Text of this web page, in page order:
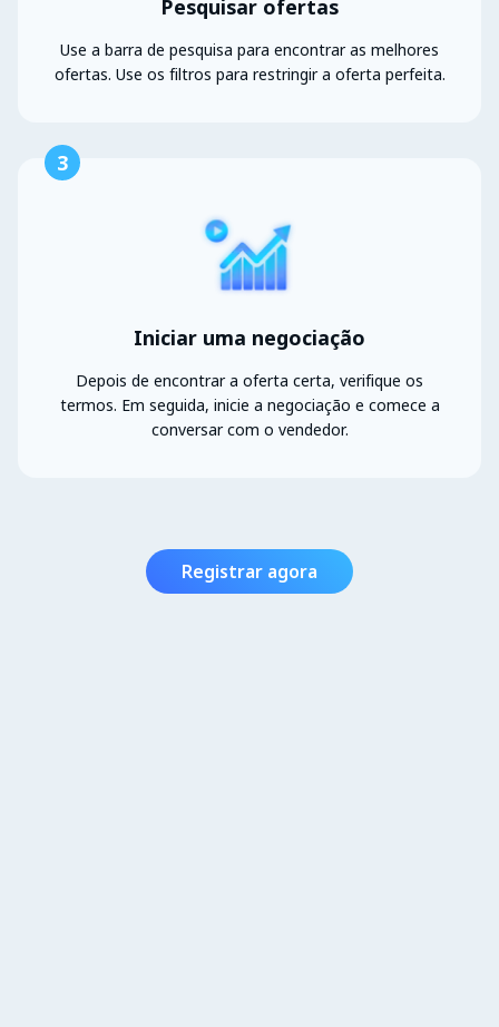
Pesquisar ofertas
Use a barra de pesquisa para encontrar as melhores
ofertas. Use os filtros para restringir a oferta perfeita.
3
Iniciar uma negociação
Depois de encontrar a oferta certa, verifique os
termos. Em seguida, inicie a negociação e comece a
conversar com o vendedor.
Registrar agora